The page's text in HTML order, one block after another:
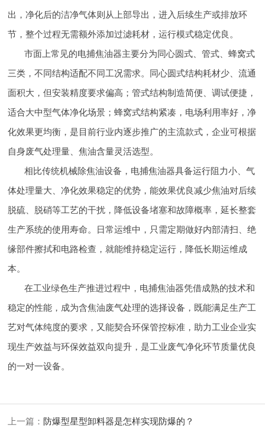
出，净化后的洁净气体则从上部导出，进入后续生产或排放环
节，整个过程无需额外添加过滤耗材，运行模式稳定优良。
市面上常见的电捕焦油器主要分为同心圆式、管式、蜂窝式
三类，不同结构适配不同工况需求。同心圆式结构耗材少、流通
面积大，但安装精度要求偏高；管式结构制造简便、调试便捷，
适合大中型气体净化场景；蜂窝式结构紧凑，电场利用率好，净
化效果更均衡，是目前行业内逐步推广的主流款式，企业可根据
自身废气处理量、焦油含量灵活选型。
相比传统机械除焦油设备，电捕焦油器具备运行阻力小、气
体处理量大、净化效果稳定的优势，能效果优良减少焦油对后续
脱硫、脱硝等工艺的干扰，降低设备堵塞和故障概率，延长整套
生产系统的使用寿命。日常运维中，只需定期做好内部清扫、绝
缘部件擦拭和电路检查，就能维持稳定运行，降低长期运维成
本。
在工业绿色生产推进过程中，电捕焦油器凭借成熟的技术和
稳定的性能，成为含焦油废气处理的选择设备，既能满足生产工
艺对气体纯度的要求，又能契合环保管控标准，助力工业企业实
现生产效益与环保效益双向提升，是工业废气净化环节质量优良
的一对一设备。
上一篇： 防爆型星型卸料器是怎样实现防爆的？